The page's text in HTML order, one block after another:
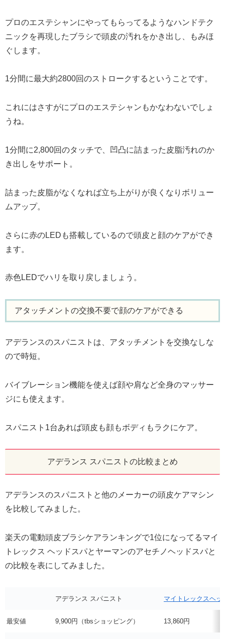
プロのエステシャンにやってもらってるようなハンドテク
ニックを再現したブラシで頭皮の汚れをかき出し、もみほ
ぐします。
1分間に最大約2800回のストロークするということです。
これにはさすがにプロのエステシャンもかなわないでしょ
うね。
1分間に2,800回のタッチで、凹凸に詰まった皮脂汚れのか
き出しをサポート。
詰まった皮脂がなくなれば立ち上がりが良くなりボリュー
ムアップ。
さらに赤のLEDも搭載しているので頭皮と顔のケアができ
ます。
赤色LEDでハリを取り戻しましょう。
アタッチメントの交換不要で顔のケアができる
アデランスのスパニストは、アタッチメントを交換なしな
ので時短。
バイブレーション機能を使えば顔や肩など全身のマッサー
ジにも使えます。
スパニスト1台あれば頭皮も顔もボディもラクにケア。
アデランス スパニストの比較まとめ
アデランスのスパニストと他のメーカーの頭皮ケアマシン
を比較してみました。
楽天の電動頭皮ブラシケアランキングで1位になってるマイ
トレックス ヘッドスパとヤーマンのアセチノヘッドスパと
の比較を表にしてみました。
アデランス スパニスト マイトレックスヘッ
最安値 9,900円（tbsショッピング） 13,860円